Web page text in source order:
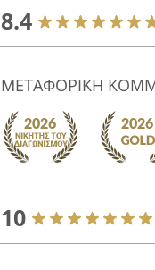
8.4
ΜΕΤΑΦΟΡΙΚΗ
10